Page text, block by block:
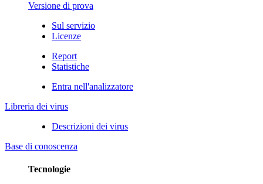
Versione di prova
Sul servizio
Licenze
Report
Statistiche
Entra nell'analizzatore
Libreria dei virus
Descrizioni dei virus
Base di conoscenza
Tecnologie